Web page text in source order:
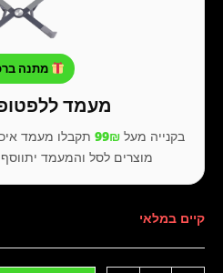
מתנה
מעמד
בקנייה מעל 99₪ תקבלו מעמד
מוצרים לסל והמעמד
קיים במלאי